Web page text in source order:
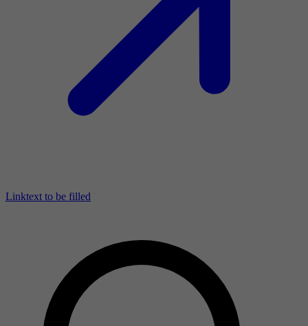
Linktext to be filled